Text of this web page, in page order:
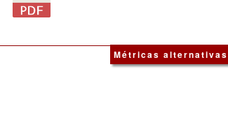
Métricas alternativas